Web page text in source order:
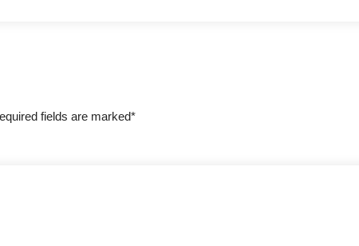
fields are marked*